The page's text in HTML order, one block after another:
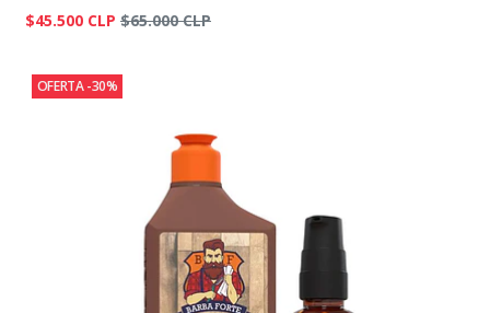
$45.500 CLP $65.000 CLP
OFERTA -30%